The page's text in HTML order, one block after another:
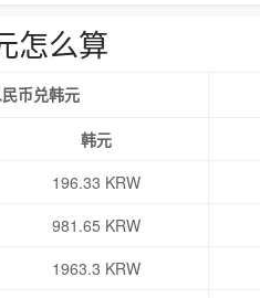
怎么算
币兑韩元
韩元
196.33 KRW
981.65 KRW
1963.3 KRW